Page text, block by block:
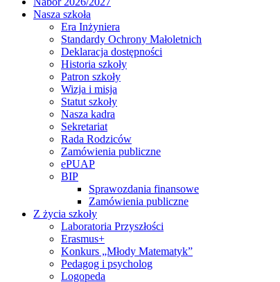
Nasza szkoła
Era Inżyniera
Standardy Ochrony Małoletnich
Deklaracja dostępności
Historia szkoły
Patron szkoły
Wizja i misja
Statut szkoły
Nasza kadra
Sekretariat
Rada Rodziców
Zamówienia publiczne
ePUAP
BIP
Sprawozdania finansowe
Zamówienia publiczne
Z życia szkoły
Laboratoria Przyszłości
Erasmus+
Konkurs „Młody Matematyk”
Pedagog i psycholog
Logopeda